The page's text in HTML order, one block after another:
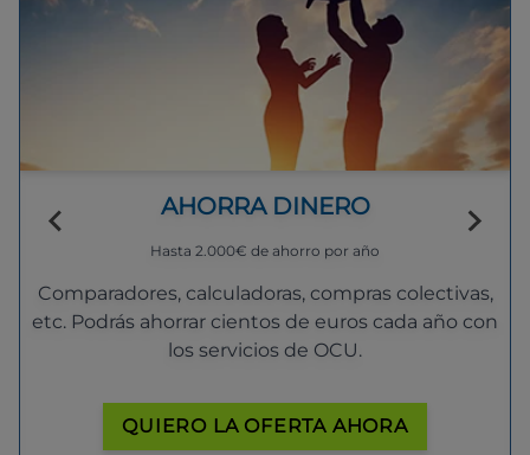
AHORRA DINERO
Hasta 2.000€ de ahorro por año
Comparadores, calculadoras, compras colectivas,
etc. Podrás ahorrar cientos de euros cada año con
los servicios de OCU.
QUIERO LA OFERTA AHORA